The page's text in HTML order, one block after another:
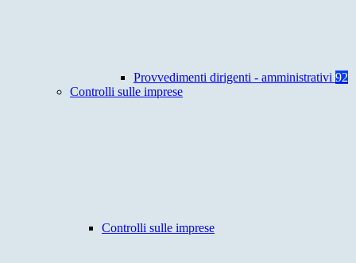
Provvedimenti dirigenti - amministrativi 92
Controlli sulle imprese
Controlli sulle imprese